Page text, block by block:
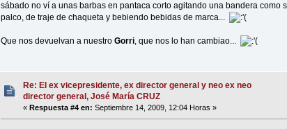
sábado no ví a unas barbas en pantaca corto agitando una bandera
palco, de traje de chaqueta y bebiendo bebidas de marca...
Que nos devuelvan a nuestro Gorri, que nos lo han cambiao...
Re: El ex vicepresidente, ex director general y neo ex neo
director general, José María CRUZ
« Respuesta #4 en: Septiembre 14, 2009, 12:04 Horas »